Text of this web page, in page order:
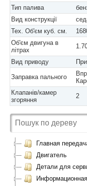
Тип палива
Вид конструкції
Тех. Об'єм куб. см.
Об'єм двигуна в
літрах
Вид приводу
Заправка пального
Клапанів/камер
згоряння
2
Главная
Двигатель
Детали для